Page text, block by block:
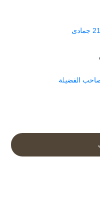
شرح كتاب الداء والدواء بدأ الدرس في 21 جمادى
الإسلام في شوال 1446 لصاحب الفضيلة